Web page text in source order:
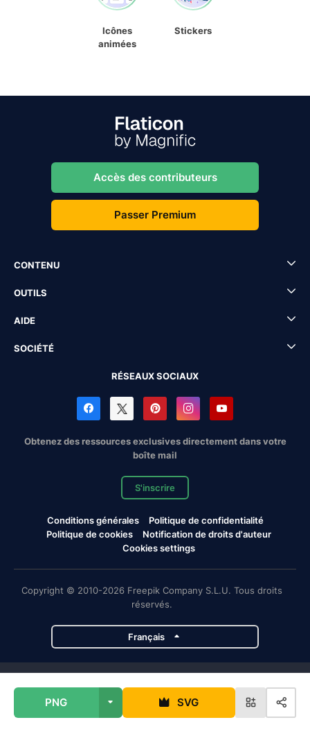
PNG SVG
Icônes
animées
Stickers
Accès des contributeurs
Passer Premium
CONTENU
OUTILS
AIDE
SOCIÉTÉ
RÉSEAUX SOCIAUX
Obtenez des ressources exclusives directement dans votre
boîte mail
S'inscrire
Conditions générales
Politique de confidentialité
Politique de cookies
Notification de droits d'auteur
Cookies settings
Copyright © 2010-2026 Freepik Company S.L.U. Tous droits
réservés.
Français